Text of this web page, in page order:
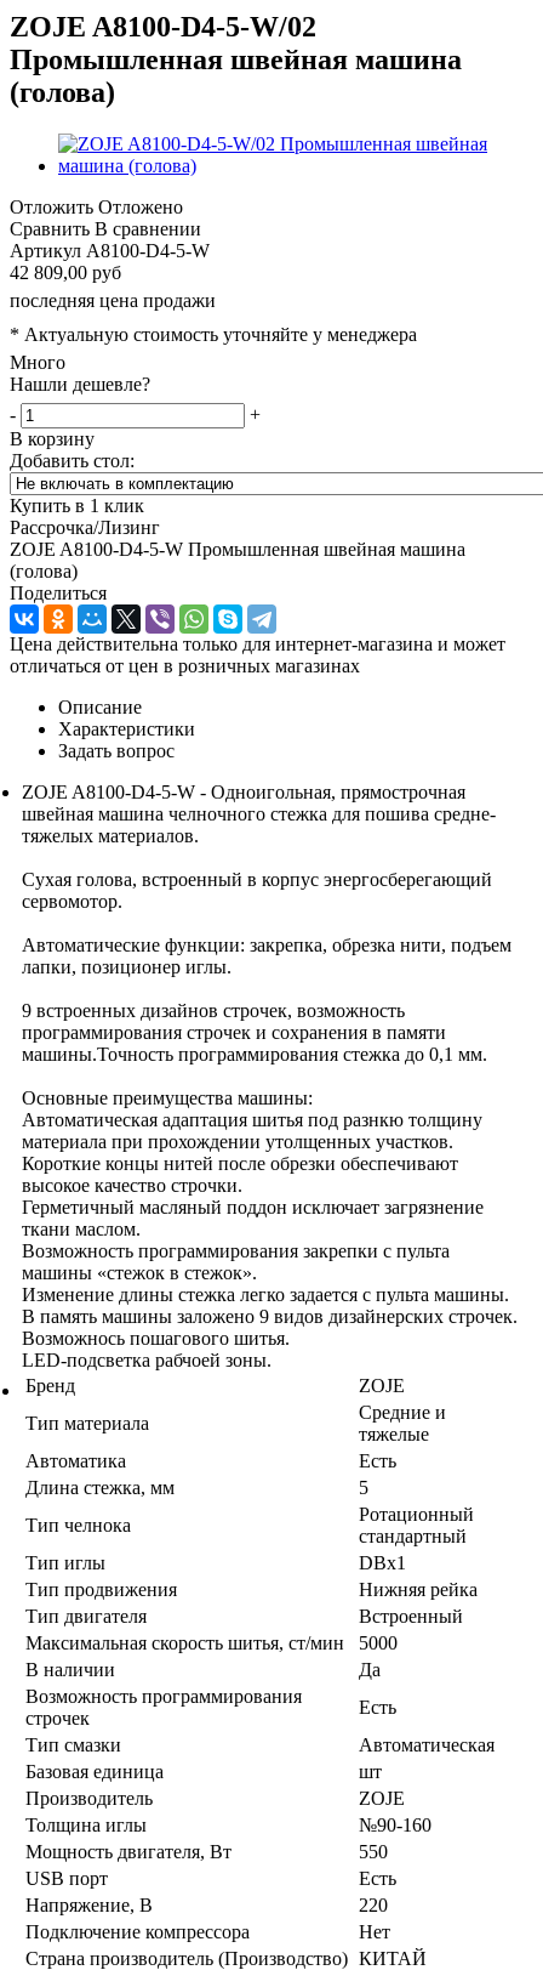
ZOJE A8100-D4-5-W/02
Промышленная швейная машина
(голова)
Отложить Отложено
Сравнить В сравнении
Артикул A8100-D4-5-W
42 809,00 руб
последняя цена продажи
* Актуальную стоимость уточняйте у менеджера
Много
Нашли дешевле?
-
+
В корзину
Добавить стол:
Купить в 1 клик
Рассрочка/Лизинг
ZOJE A8100-D4-5-W Промышленная швейная машина
(голова)
Поделиться
Цена действительна только для интернет-магазина и может
отличаться от цен в розничных магазинах
Описание
Характеристики
Задать вопрос
ZOJE A8100-D4-5-W - Одноигольная, прямострочная
швейная машина челночного стежка для пошива средне-
тяжелых материалов.
Сухая голова, встроенный в корпус энергосберегающий
сервомотор.
Автоматические функции: закрепка, обрезка нити, подъем
лапки, позиционер иглы.
9 встроенных дизайнов строчек, возможность
программирования строчек и сохранения в памяти
машины.Точность программирования стежка до 0,1 мм.
Основные преимущества машины:
Автоматическая адаптация шитья под разнкю толщину
материала при прохождении утолщенных участков.
Короткие концы нитей после обрезки обеспечивают
высокое качество строчки.
Герметичный масляный поддон исключает загрязнение
ткани маслом.
Возможность программирования закрепки с пульта
машины «стежок в стежок».
Изменение длины стежка легко задается с пульта машины.
В память машины заложено 9 видов дизайнерских строчек.
Возможнось пошагового шитья.
LED-подсветка рабчоей зоны.
Бренд
ZOJE
Тип материала
Средние и
тяжелые
Автоматика
Есть
Длина стежка, мм
5
Тип челнока
Ротационный
стандартный
Тип иглы
DBx1
Тип продвижения
Нижняя рейка
Тип двигателя
Встроенный
Максимальная скорость шитья, ст/мин
5000
В наличии
Да
Возможность программирования
строчек
Есть
Тип смазки
Автоматическая
Базовая единица
шт
Производитель
ZOJE
Толщина иглы
№90-160
Мощность двигателя, Вт
550
USB порт
Есть
Напряжение, В
220
Подключение компрессора
Нет
Страна производитель (Производство) КИТАЙ